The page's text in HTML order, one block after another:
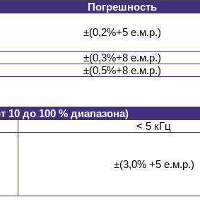
Погрешность
±(0,2%+5 е.м.р.)
±(0,3%+8 е.м.р.)
±(0,5%+8 е.м.р.)
10 до 100 % диапазона)
< 5 кГц
±(3,0% +5 е.м.р.)